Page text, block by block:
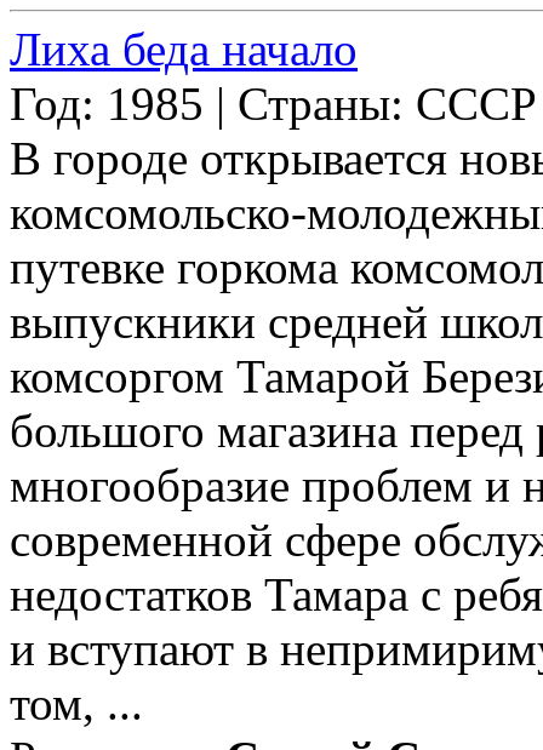
Лиха беда начало
Год: 1985 | Страны: СССР
В городе открывается
комсомольско-
путевке горкома
выпускники средней
комсоргом Тамарой
большого магазина перед
многообразие проблем и
современной сфере
недостатков Тамара с
и вступают в
том, ...